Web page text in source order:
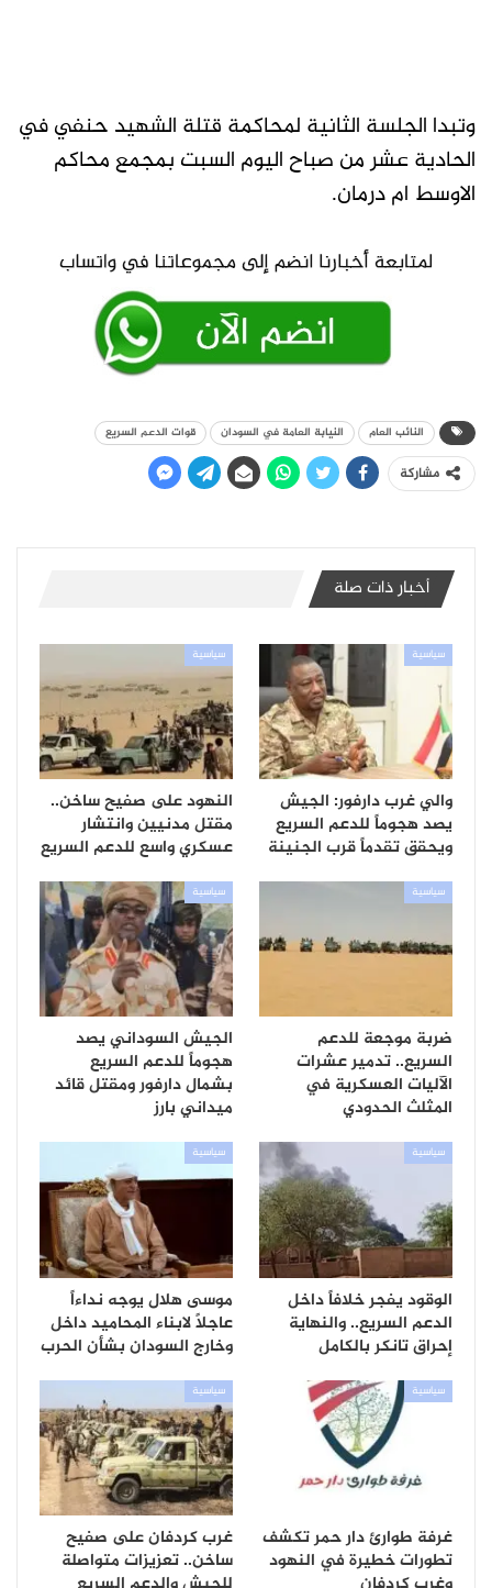
وتبدا الجلسة الثانية لمحاكمة قتلة الشهيد حنفي في
الحادية عشر من صباح اليوم السبت بمجمع محاكم
الاوسط ام درمان.
النائب العام النيابة العامة في السودان قوات الدعم السريع
مشاركة
أخبار ذات صلة
سياسية
والي غرب دارفور: الجيش
يصد هجوماً للدعم السريع
ويحقق تقدماً قرب الجنينة
سياسية
النهود على صفيح ساخن..
مقتل مدنيين وانتشار
عسكري واسع للدعم السريع
سياسية
ضربة موجعة للدعم
السريع.. تدمير عشرات
الآليات العسكرية في
المثلث الحدودي
سياسية
الجيش السوداني يصد
هجوماً للدعم السريع
بشمال دارفور ومقتل قائد
ميداني بارز
سياسية
الوقود يفجر خلافاً داخل
الدعم السريع.. والنهاية
إحراق تانكر بالكامل
سياسية
موسى هلال يوجه نداءاً
عاجلاً لابناء المحاميد داخل
وخارج السودان بشأن الحرب
سياسية
غرفة طوارئ دار حمر تكشف
تطورات خطيرة في النهود
سياسية
غرب كردفان على صفيح
ساخن.. تعزيزات متواصلة